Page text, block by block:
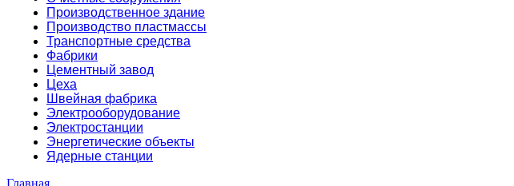
Производственное здание
Производство пластмассы
Транспортные средства
Фабрики
Цементный завод
Цеха
Швейная фабрика
Электрооборудование
Электростанции
Энергетические объекты
Ядерные станции
Главная